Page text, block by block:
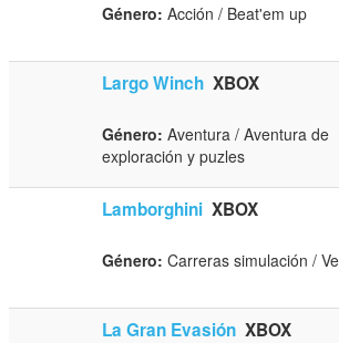
Género: Acción / Beat'em up
Largo Winch XBOX
Género: Aventura / Aventura de
exploración y puzles
Lamborghini XBOX
Género: Carreras simulación /
La Gran Evasión XBOX